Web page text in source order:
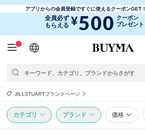
アプリからの会員登録ですぐに使えるクーポンGET！
全員必ず
もらえる ¥500 クーポン
プレゼント
日本語
English
简体中文
繁體中文
JILLSTUARTブランドページ
カテゴリ ブランド 価格